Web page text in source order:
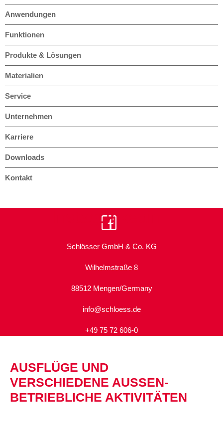
Anwendungen
Funktionen
Produkte & Lösungen
Materialien
Service
Unternehmen
Karriere
Downloads
Kontakt
InstagramLinkedin
Schlösser GmbH & Co. KG
Wilhelmstraße 8
88512 Mengen/Germany
info@schloess.de
+49 75 72 606-0
AUSFLÜGE UND
VERSCHIEDENE AUSSEN­B
ETRIEBLICHE AKTIVITÄTEN